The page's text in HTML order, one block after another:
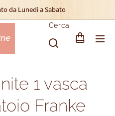
da Lunedì a Sabato
Cerca
1 vasca
Franke